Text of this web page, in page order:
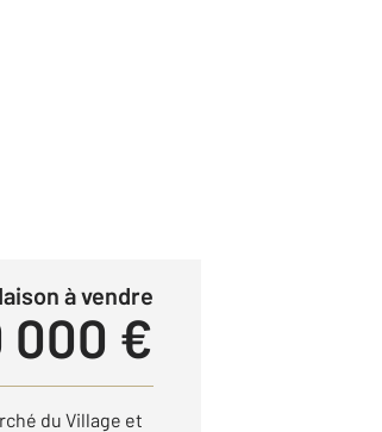
Maison à vendre
000 €
du Village et